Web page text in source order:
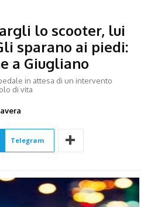
lo scooter, lui
sparano ai piedi:
a Giugliano
in attesa di un intervento
di vita
Telegram